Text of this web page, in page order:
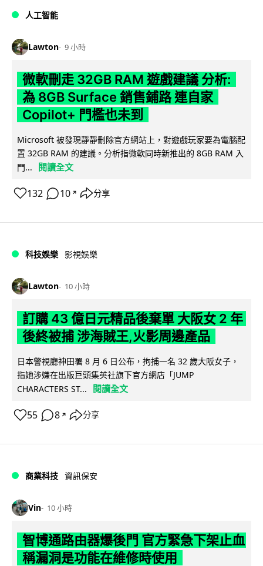
人工智能
Lawton 9 小時
微軟刪走 32GB RAM 遊戲建議 分析:
為 8GB Surface 銷售鋪路 連自家
Copilot+ 門檻也未到
Microsoft 被發現靜靜刪除官方網站上，對遊戲玩家要為電腦配
置 32GB RAM 的建議。分析指微軟同時新推出的 8GB RAM 入
門...
閱讀全文
132 10 ↗ 分享
科技娛樂 影視娛樂
Lawton 10 小時
訂購 43 億日元精品後棄單 大阪女 2 年
後終被捕 涉海賊王,火影周邊產品
日本警視廳神田署 8 月 6 日公布，拘捕一名 32 歲大阪女子，
指她涉嫌在出版巨頭集英社旗下官方網店「JUMP
CHARACTERS ST...
閱讀全文
55 8 ↗ 分享
商業科技 資訊保安
Vin 10 小時
智博通路由器爆後門 官方緊急下架止血
稱漏洞是功能在維修時使用